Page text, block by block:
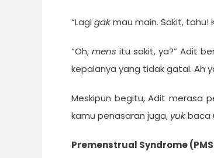
“Lagi gakmau main. Sakit, tahu!
“Oh, mens itu sakit, ya?” Adit
kepalanya yang tidak gatal. Ah
Meskipun begitu, Adit merasa
kamu penasaran juga, yukbaca
Premenstrual Syndrome